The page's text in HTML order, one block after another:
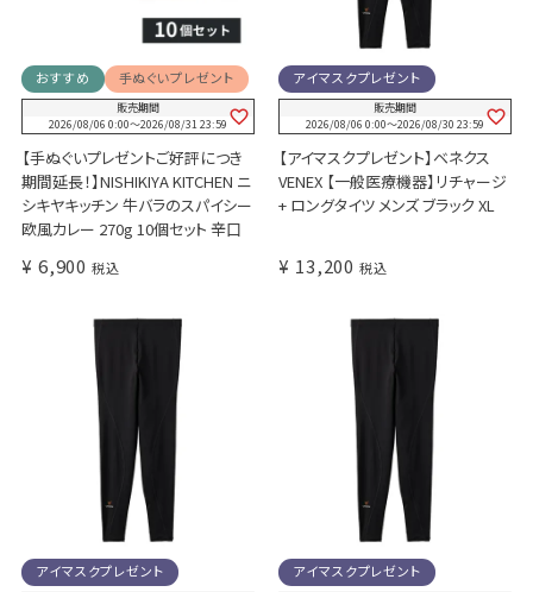
おすすめ 手ぬぐいプレゼント
販売期間
2026/08/06 0:00〜2026/08/31 23:59
【手ぬぐいプレゼントご好評につき
期間延長！】NISHIKIYA KITCHEN ニ
シキヤキッチン 牛バラのスパイシー
欧風カレー 270g 10個セット 辛口
¥ 6,900 税込
アイマスクプレゼント
販売期間
2026/08/06 0:00〜2026/08/30 23:59
【アイマスクプレゼント】ベネクス
VENEX 【一般医療機器】リチャージ
+ ロングタイツ メンズ ブラック XL
¥ 13,200 税込
アイマスクプレゼント アイマスクプレゼント